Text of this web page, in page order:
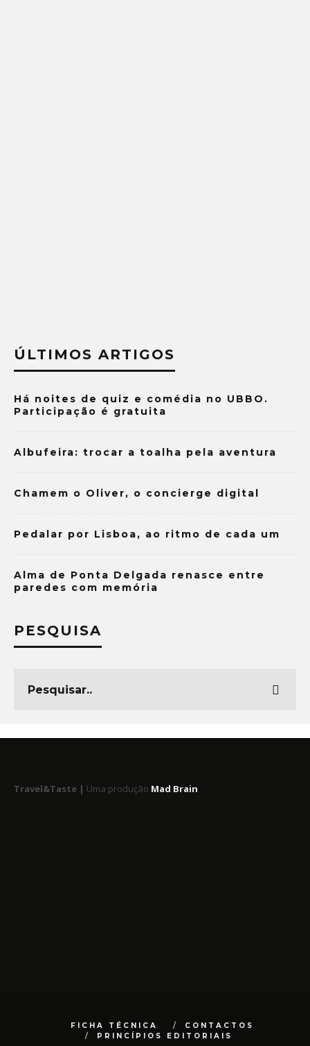
ÚLTIMOS ARTIGOS
Há noites de quiz e comédia no UBBO.
Participação é gratuita
Albufeira: trocar a toalha pela aventura
Chamem o Oliver, o concierge digital
Pedalar por Lisboa, ao ritmo de cada um
Alma de Ponta Delgada renasce entre
paredes com memória
PESQUISA
Travel&Taste | Uma produção Mad Brain
FICHA TÉCNICA
CONTACTOS
PRINCÍPIOS EDITORIAIS